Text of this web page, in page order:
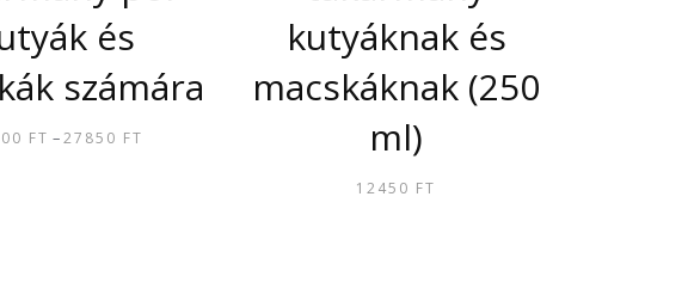
és
számára
FT – 27850 FT
kutyáknak és
macskáknak (250
ml)
12450 FT